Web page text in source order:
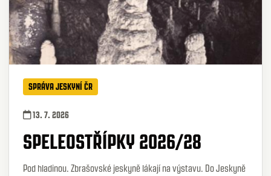
SPRÁVA JESKYNÍ ČR
13. 7. 2026
SPELEOSTŘÍPKY 2026/28
Pod hladinou. Zbrašovské jeskyně lákají na výstavu. Do Jeskyně